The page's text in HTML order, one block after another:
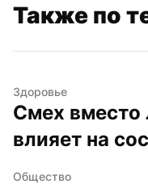
Также по
Здоровье
Смех вместо
влияет на
Общество